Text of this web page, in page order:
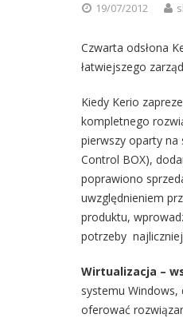
19/07/2012
Czwarta odsłona
łatwiejszego
Kiedy Kerio
kompletnego
pierwszy oparty na
Control BOX),
poprawiono
uwzględnieniem
produktu,
potrzeby
Wirtualizacja –
systemu Windows,
oferować